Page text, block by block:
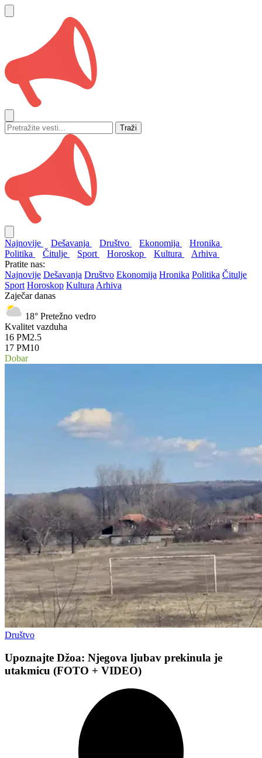
Traži
Najnovije Dešavanja Društvo Ekonomija
Hronika
Politika
Čitulje Sport Horoskop Kultura
Arhiva
Pratite nas:
Najnovije Dešavanja Društvo Ekonomija Hronika Politika Čitulje
Sport Horoskop Kultura Arhiva
Zaječar danas
18° Pretežno vedro
Kvalitet vazduha
16 PM2.5
17 PM10
Dobar
Društvo
Upoznajte Džoa: Njegova ljubav prekinula je
utakmicu (FOTO + VIDEO)